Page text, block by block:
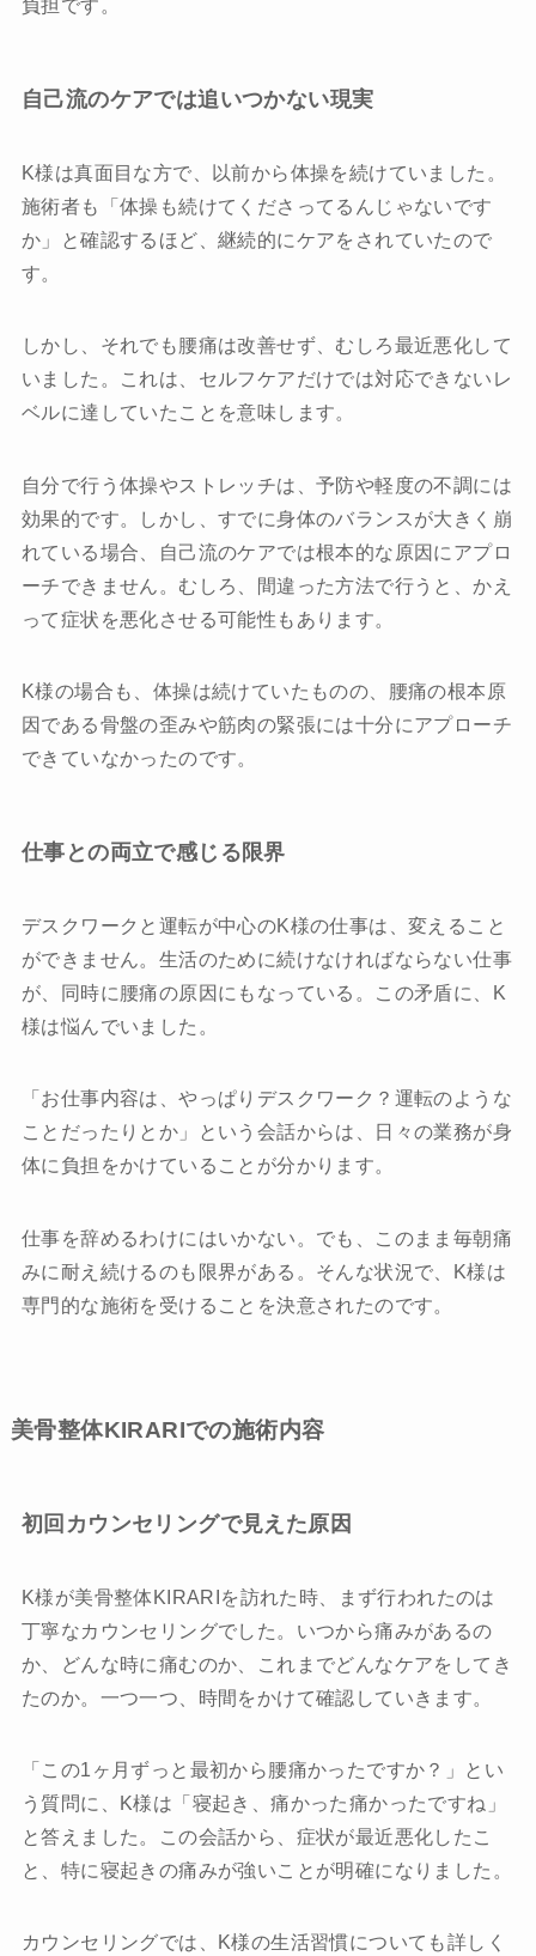
負担です。
自己流のケアでは追いつかない現実
K様は真面目な方で、以前から体操を続けていました。
施術者も「体操も続けてくださってるんじゃないです
か」と確認するほど、継続的にケアをされていたので
す。
しかし、それでも腰痛は改善せず、むしろ最近悪化して
いました。これは、セルフケアだけでは対応できないレ
ベルに達していたことを意味します。
自分で行う体操やストレッチは、予防や軽度の不調には
効果的です。しかし、すでに身体のバランスが大きく崩
れている場合、自己流のケアでは根本的な原因にアプロ
ーチできません。むしろ、間違った方法で行うと、かえ
って症状を悪化させる可能性もあります。
K様の場合も、体操は続けていたものの、腰痛の根本原
因である骨盤の歪みや筋肉の緊張には十分にアプローチ
できていなかったのです。
仕事との両立で感じる限界
デスクワークと運転が中心のK様の仕事は、変えること
ができません。生活のために続けなければならない仕事
が、同時に腰痛の原因にもなっている。この矛盾に、K
様は悩んでいました。
「お仕事内容は、やっぱりデスクワーク？運転のような
ことだったりとか」という会話からは、日々の業務が身
体に負担をかけていることが分かります。
仕事を辞めるわけにはいかない。でも、このまま毎朝痛
みに耐え続けるのも限界がある。そんな状況で、K様は
専門的な施術を受けることを決意されたのです。
美骨整体KIRARIでの施術内容
初回カウンセリングで見えた原因
K様が美骨整体KIRARIを訪れた時、まず行われたのは
丁寧なカウンセリングでした。いつから痛みがあるの
か、どんな時に痛むのか、これまでどんなケアをしてき
たのか。一つ一つ、時間をかけて確認していきます。
「この1ヶ月ずっと最初から腰痛かったですか？」とい
う質問に、K様は「寝起き、痛かった痛かったですね」
と答えました。この会話から、症状が最近悪化したこ
と、特に寝起きの痛みが強いことが明確になりました。
カウンセリングでは、K様の生活習慣についても詳しく